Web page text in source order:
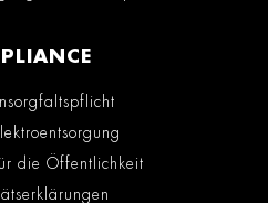
die Öffentlichkeit